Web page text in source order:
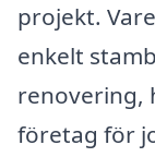
projekt.
enkelt
renovering,
företag för